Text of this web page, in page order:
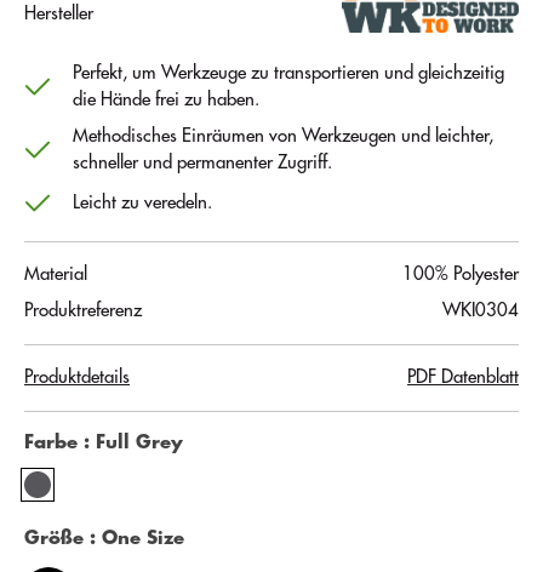
Hersteller
Perfekt, um Werkzeuge zu transportieren und gleichzeitig
die Hände frei zu haben.
Methodisches Einräumen von Werkzeugen und leichter,
schneller und permanenter Zugriff.
Leicht zu veredeln.
Material
100% Polyester
Produktreferenz
WKI0304
Produktdetails PDF Datenblatt
Farbe : Full Grey
Größe : One Size